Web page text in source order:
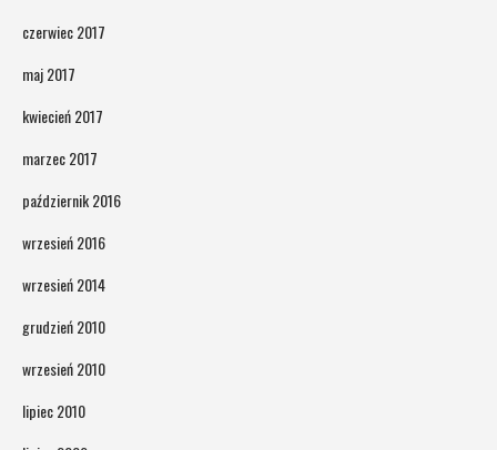
czerwiec 2017
maj 2017
kwiecień 2017
marzec 2017
październik 2016
wrzesień 2016
wrzesień 2014
grudzień 2010
wrzesień 2010
lipiec 2010